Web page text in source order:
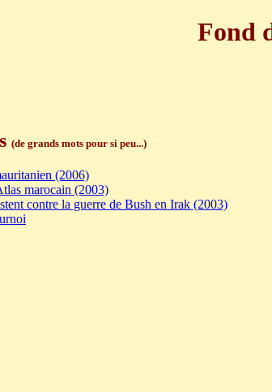
Fond
(de grands mots pour si peu...)
(2006)
marocain (2003)
contre la guerre de Bush en Irak (2003)